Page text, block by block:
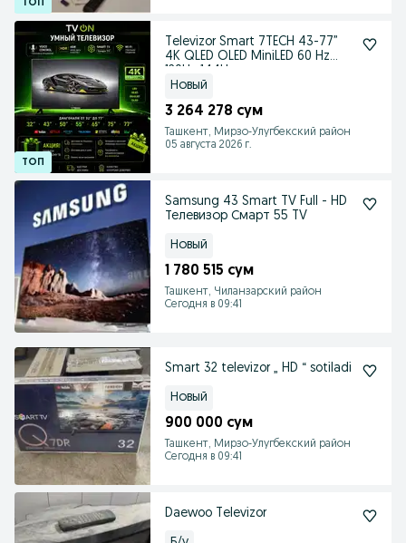
Televizor Smart 7TECH 43-77”
4K QLED OLED MiniLED 60 Hz
Новый
3 264 278 сум
Ташкент, Мирзо-Улугбекский район
05 августа 2026 г.
Samsung 43 Smart TV Full - HD
Телевизор Смарт 55 TV
Новый
1 780 515 сум
Ташкент, Чиланзарский район
Сегодня в 09:41
Smart 32 televizor „ HD “ sotiladi
Новый
900 000 сум
Ташкент, Мирзо-Улугбекский район
Сегодня в 09:41
Daewoo Televizor